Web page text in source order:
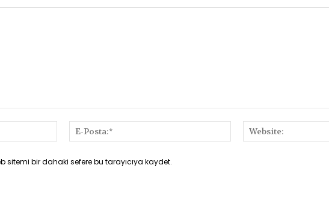
İsim:*
Posta:*
sitemi bir dahaki sefere bu tarayıcıya kaydet.